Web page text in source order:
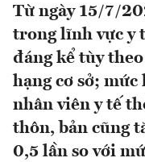
Từ ngày 15/7/
trong lĩnh vực y
đáng kể tùy
hạng cơ sở;
nhân viên y tế
thôn, bản cũng
0,5 lần so với